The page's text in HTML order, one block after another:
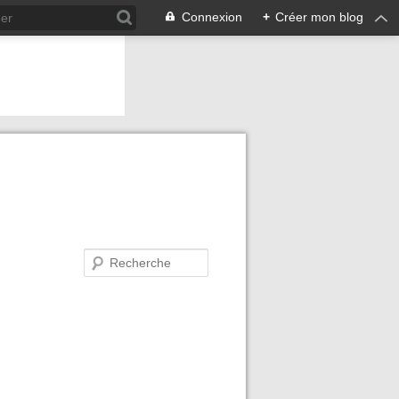
Connexion + Créer mon blog